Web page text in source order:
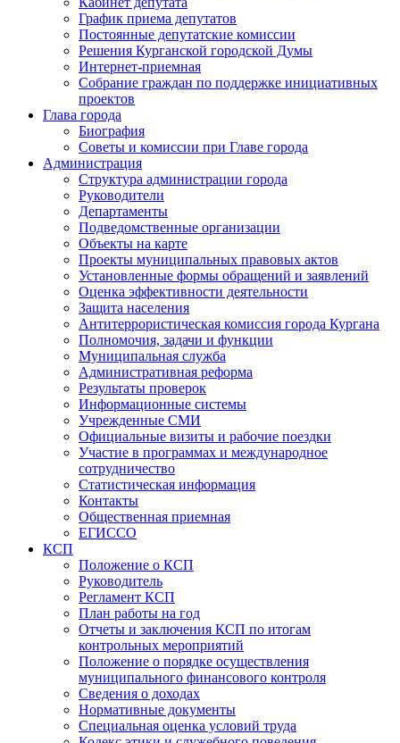
График приема депутатов
Постоянные депутатские комиссии
Решения Курганской городской Думы
Интернет-приемная
Собрание граждан по поддержке инициативных
проектов
Глава города
Биография
Советы и комиссии при Главе города
Администрация
Структура администрации города
Руководители
Департаменты
Подведомственные организации
Объекты на карте
Проекты муниципальных правовых актов
Установленные формы обращений и заявлений
Оценка эффективности деятельности
Защита населения
Антитеррористическая комиссия города Кургана
Полномочия, задачи и функции
Муниципальная служба
Административная реформа
Результаты проверок
Информационные системы
Учрежденные СМИ
Официальные визиты и рабочие поездки
Участие в программах и международное
сотрудничество
Статистическая информация
Контакты
Общественная приемная
ЕГИССО
КСП
Положение о КСП
Руководитель
Регламент КСП
План работы на год
Отчеты и заключения КСП по итогам
контрольных мероприятий
Положение о порядке осуществления
муниципального финансового контроля
Сведения о доходах
Нормативные документы
Специальная оценка условий труда